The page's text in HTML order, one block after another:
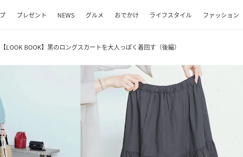
プレゼント NEWS グルメ おでかけ ライフスタイル ファッション
【LOOK BOOK】黒のロングスカートを大人っぽく着回す（後編）